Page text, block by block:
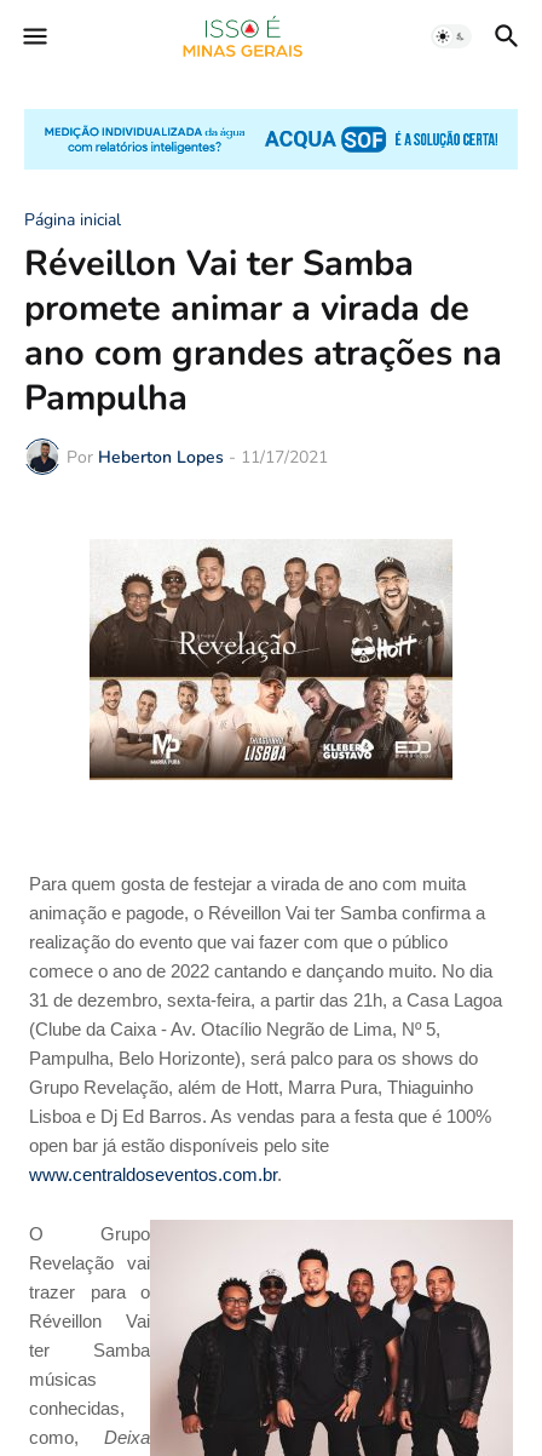
Página inicial
Réveillon Vai ter Samba
promete animar a virada de
ano com grandes atrações na
Pampulha
Por Heberton Lopes - 11/17/2021
Para quem gosta de festejar a virada de ano com muita
animação e pagode, o Réveillon Vai ter Samba confirma a
realização do evento que vai fazer com que o público
comece o ano de 2022 cantando e dançando muito. No dia
31 de dezembro, sexta-feira, a partir das 21h, a Casa Lagoa
(Clube da Caixa - Av. Otacílio Negrão de Lima, Nº 5,
Pampulha, Belo Horizonte), será palco para os shows do
Grupo Revelação, além de Hott, Marra Pura, Thiaguinho
Lisboa e Dj Ed Barros. As vendas para a festa que é 100%
open bar já estão disponíveis pelo site
www.centraldoseventos.com.br.
O Grupo
Revelação vai
trazer para o
Réveillon Vai
ter Samba
músicas
conhecidas,
como, Deixa